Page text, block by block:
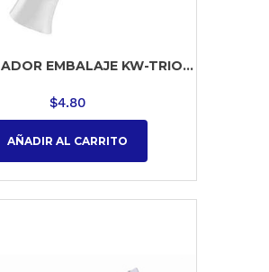
EMBALAJE KW-TRIO...
$4.80
AÑADIR AL CARRITO